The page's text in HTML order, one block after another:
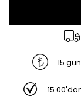
15